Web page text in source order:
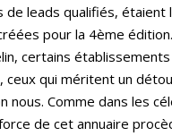
de leads qualifiés, étaient
pour la 4ème
certains
ceux qui méritent un
nous. Comme dans les
de cet annuaire